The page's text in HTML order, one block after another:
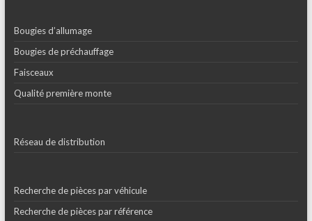
Bougies d’allumage
Bougies de préchauffage
Faisceaux
Qualité première monte
Réseau de distribution
Recherche de pièces par véhicule
Recherche de pièces par référence